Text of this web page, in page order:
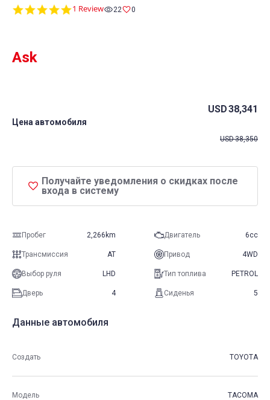
5.0
1 Review 22 0
Ask
Цена автомобиля
USD38,341
USD38,350
Получайте уведомления о скидках после
входа в систему
Пробег 2,266km Двигатель 6cc
Трансмиссия AT Привод 4WD
Выбор руля LHD Тип топлива PETROL
Дверь 4 Сиденья 5
Данные автомобиля
Создать TOYOTA
Модель TACOMA